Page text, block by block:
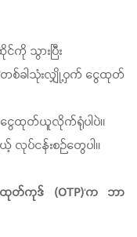
သွားပြီး
တစ်ခါသုံးလျှို့ဝှက် ငွေထုတ်
ငွေထုတ်ယူလိုက်ရုံပါပဲ။
လုပ်ငန်းစဉ်တွေပါ။
ထုတ်ကုဒ် (OTP)‘က ဘာ